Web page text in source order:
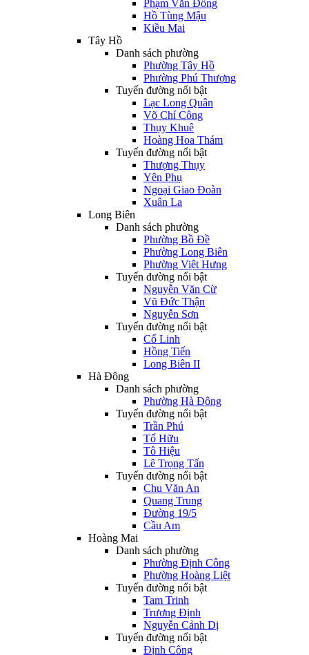
Phạm Văn Đồng
Hồ Tùng Mậu
Kiều Mai
Tây Hồ
Danh sách phường
Phường Tây Hồ
Phường Phú Thượng
Tuyến đường nổi bật
Lạc Long Quân
Võ Chí Công
Thụy Khuê
Hoàng Hoa Thám
Tuyến đường nổi bật
Thượng Thụy
Yên Phụ
Ngoại Giao Đoàn
Xuân La
Long Biên
Danh sách phường
Phường Bồ Đề
Phường Long Biên
Phường Việt Hưng
Tuyến đường nổi bật
Nguyễn Văn Cừ
Vũ Đức Thận
Nguyễn Sơn
Tuyến đường nổi bật
Cổ Linh
Hồng Tiến
Long Biên II
Hà Đông
Danh sách phường
Phường Hà Đông
Tuyến đường nổi bật
Trần Phú
Tố Hữu
Tô Hiệu
Lê Trọng Tấn
Tuyến đường nổi bật
Chu Văn An
Quang Trung
Đường 19/5
Cầu Am
Hoàng Mai
Danh sách phường
Phường Định Công
Phường Hoàng Liệt
Tuyến đường nổi bật
Tam Trinh
Trương Định
Nguyễn Cảnh Dị
Tuyến đường nổi bật
Định Công